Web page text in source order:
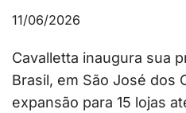
11/06/2026
Cavalletta inaugura sua
Brasil, em São José dos
expansão para 15 lojas